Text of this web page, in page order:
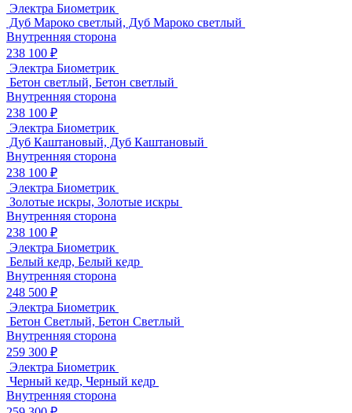
Электра Биометрик
Дуб Мароко светлый, Дуб Мароко светлый
Внутренняя сторона
238 100 ₽
Электра Биометрик
Бетон светлый, Бетон светлый
Внутренняя сторона
238 100 ₽
Электра Биометрик
Дуб Каштановый, Дуб Каштановый
Внутренняя сторона
238 100 ₽
Электра Биометрик
Золотые искры, Золотые искры
Внутренняя сторона
238 100 ₽
Электра Биометрик
Белый кедр, Белый кедр
Внутренняя сторона
248 500 ₽
Электра Биометрик
Бетон Светлый, Бетон Светлый
Внутренняя сторона
259 300 ₽
Электра Биометрик
Черный кедр, Черный кедр
Внутренняя сторона